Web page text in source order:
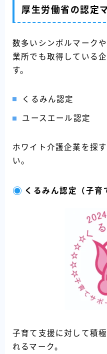
厚生労働省の認定
数多いシンボルマーク
業所でも取得している
す。
くるみん認定
ユースエール認定
ホワイト介護企業を探
い。
くるみん認定（子育
子育て支援に対して積
れるマーク。